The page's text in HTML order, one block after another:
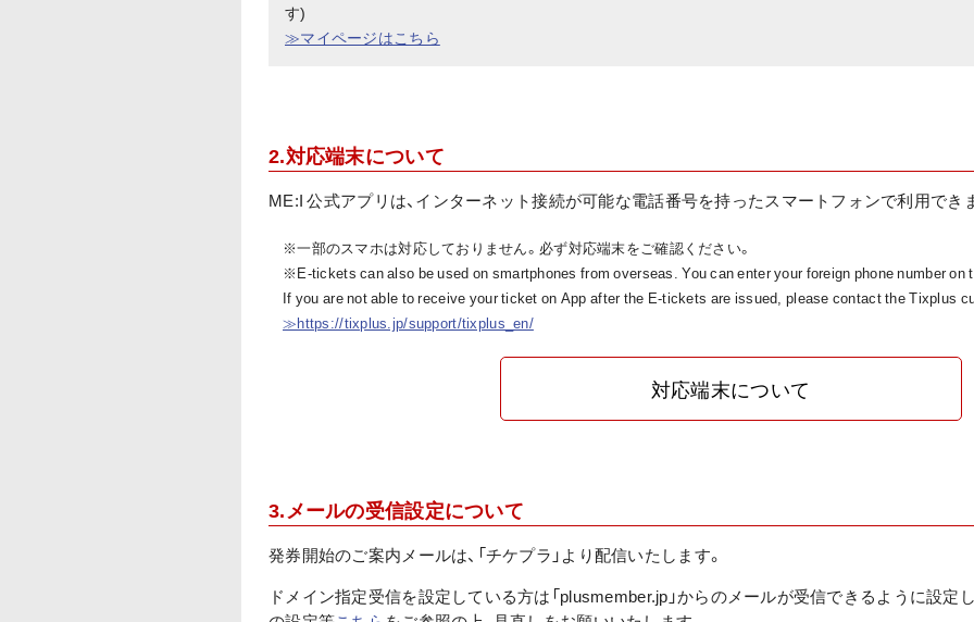
す)
≫マイページはこちら
2.対応端末について
ME:I 公式アプリは、インターネット接続が可能な電話番号を持ったスマートフォンで利用でき
※一部のスマホは対応しておりません。必ず対応端末をご確認ください。
※E-tickets can also be used on smartphones from overseas. You can enter your foreign phone number on
If you are not able to receive your ticket on App after the E-tickets are issued, please contact the Tixplus
≫https://tixplus.jp/support/tixplus_en/
対応端末について
3.メールの受信設定について
発券開始のご案内メールは、「チケプラ」より配信いたします。
ドメイン指定受信を設定している方は「plusmember.jp」からのメールが受信できるように設定